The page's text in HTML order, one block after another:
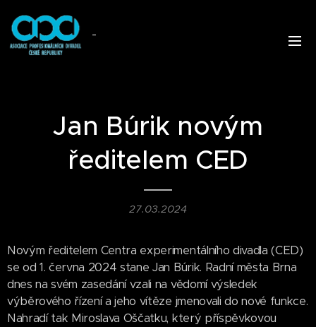
Jan Búrik novým
ředitelem CED
27.03.2024
Novým ředitelem Centra experimentálního divadla (CED)
se od 1. června 2024 stane Jan Búrik. Radní města Brna
dnes na svém zasedání vzali na vědomí výsledek
výběrového řízení a jeho vítěze jmenovali do nové funkce.
Nahradí tak Miroslava Oščatku, který příspěvkovou